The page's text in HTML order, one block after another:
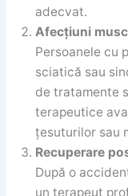
adecvat.
Afecțiuni
Persoanele cu
sciatică sau
de tratamente
terapeutice
țesuturilor sau
Recuperare
După o
un terapeut